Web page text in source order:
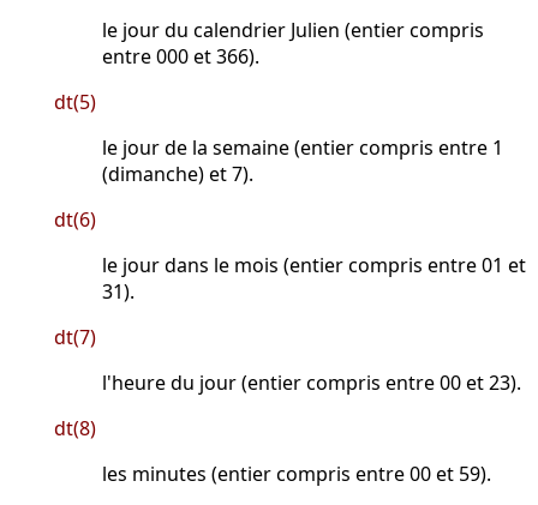
le jour du calendrier Julien (entier compris
entre 000 et 366).
dt(5)
le jour de la semaine (entier compris entre 1
(dimanche) et 7).
dt(6)
le jour dans le mois (entier compris entre 01 et
31).
dt(7)
l'heure du jour (entier compris entre 00 et 23).
dt(8)
les minutes (entier compris entre 00 et 59).